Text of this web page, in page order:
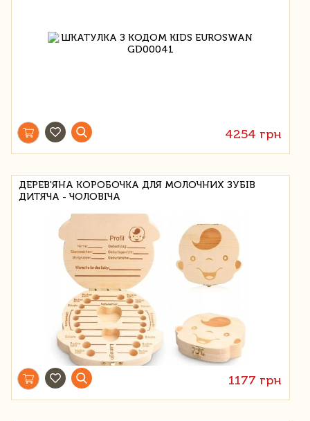
4254 грн
ДЕРЕВ'ЯНА КОРОБОЧКА ДЛЯ МОЛОЧНИХ ЗУБІВ
ДИТЯЧА - ЧОЛОВІЧА
1177 грн